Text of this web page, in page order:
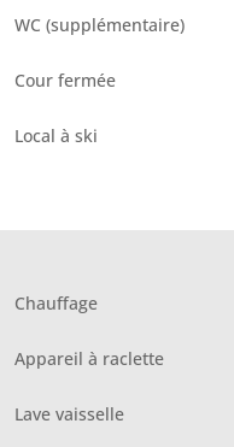
WC (supplémentaire)
Cour fermée
Local à ski
Chauffage
Appareil à raclette
Lave vaisselle